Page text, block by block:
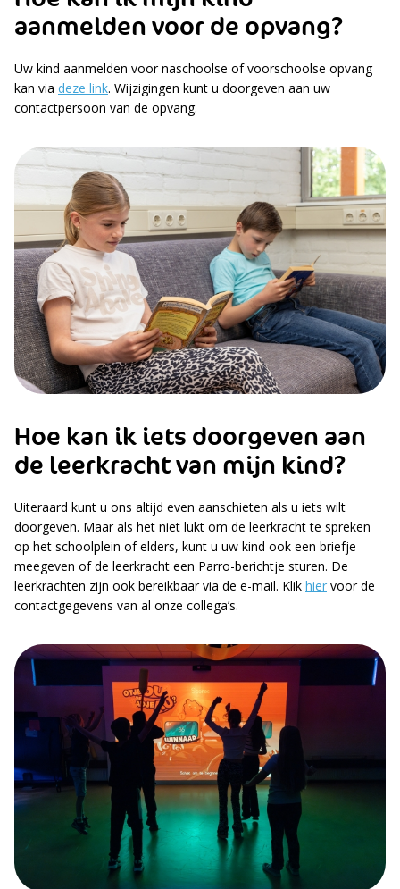
aanmelden voor de opvang?
Uw kind aanmelden voor naschoolse of voorschoolse opvang
kan via deze link. Wijzigingen kunt u doorgeven aan uw
contactpersoon van de opvang.
Hoe kan ik iets doorgeven aan
de leerkracht van mijn kind?
Uiteraard kunt u ons altijd even aanschieten als u iets wilt
doorgeven. Maar als het niet lukt om de leerkracht te spreken
op het schoolplein of elders, kunt u uw kind ook een briefje
meegeven of de leerkracht een Parro-berichtje sturen. De
leerkrachten zijn ook bereikbaar via de e-mail. Klik hier voor de
contactgegevens van al onze collega’s.